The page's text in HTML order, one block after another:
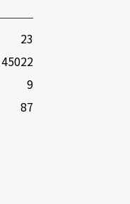
23
9
87